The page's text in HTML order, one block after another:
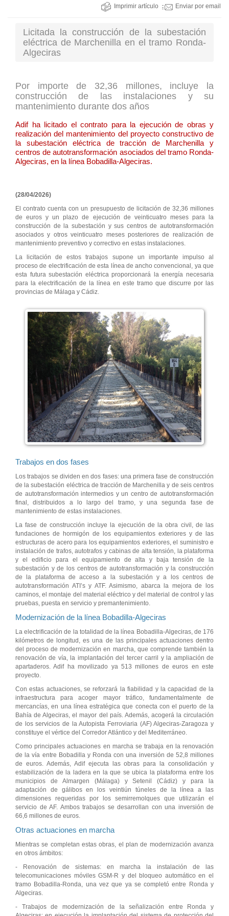
Imprimir artículo Enviar por email
Licitada la construcción de la subestación
eléctrica de Marchenilla en el tramo Ronda-
Algeciras
Por importe de 32,36 millones, incluye la
construcción de las instalaciones y su
mantenimiento durante dos años
Adif ha licitado el contrato para la ejecución de obras y
realización del mantenimiento del proyecto constructivo de
la subestación eléctrica de tracción de Marchenilla y
centros de autotransformación asociados del tramo Ronda-
Algeciras, en la línea Bobadilla-Algeciras.
(28/04/2026)
El contrato cuenta con un presupuesto de licitación de 32,36 millones
de euros y un plazo de ejecución de veinticuatro meses para la
construcción de la subestación y sus centros de autotransformación
asociados y otros veinticuatro meses posteriores de realización de
mantenimiento preventivo y correctivo en estas instalaciones.
La licitación de estos trabajos supone un importante impulso al
proceso de electrificación de esta línea de ancho convencional, ya que
esta futura subestación eléctrica proporcionará la energía necesaria
para la electrificación de la línea en este tramo que discurre por las
provincias de Málaga y Cádiz.
Trabajos en dos fases
Los trabajos se dividen en dos fases: una primera fase de construcción
de la subestación eléctrica de tracción de Marchenilla y de seis centros
de autotransformación intermedios y un centro de autotransformación
final, distribuidos a lo largo del tramo, y una segunda fase de
mantenimiento de estas instalaciones.
La fase de construcción incluye la ejecución de la obra civil, de las
fundaciones de hormigón de los equipamientos exteriores y de las
estructuras de acero para los equipamientos exteriores, el suministro e
instalación de trafos, autotrafos y cabinas de alta tensión, la plataforma
y el edificio para el equipamiento de alta y baja tensión de la
subestación y de los centros de autotransformación y la construcción
de la plataforma de acceso a la subestación y a los centros de
autotransformación ATI’s y ATF. Asimismo, abarca la mejora de los
caminos, el montaje del material eléctrico y del material de control y las
pruebas, puesta en servicio y premantenimiento.
Modernización de la línea Bobadilla-Algeciras
La electrificación de la totalidad de la línea Bobadilla-Algeciras, de 176
kilómetros de longitud, es una de las principales actuaciones dentro
del proceso de modernización en marcha, que comprende también la
renovación de vía, la implantación del tercer carril y la ampliación de
apartaderos. Adif ha movilizado ya 513 millones de euros en este
proyecto.
Con estas actuaciones, se reforzará la fiabilidad y la capacidad de la
infraestructura para acoger mayor tráfico, fundamentalmente de
mercancías, en una línea estratégica que conecta con el puerto de la
Bahía de Algeciras, el mayor del país. Además, acogerá la circulación
de los servicios de la Autopista Ferroviaria (AF) Algeciras-Zaragoza y
constituye el vértice del Corredor Atlántico y del Mediterráneo.
Como principales actuaciones en marcha se trabaja en la renovación
de la vía entre Bobadilla y Ronda con una inversión de 52,8 millones
de euros. Además, Adif ejecuta las obras para la consolidación y
estabilización de la ladera en la que se ubica la plataforma entre los
municipios de Almargen (Málaga) y Setenil (Cádiz) y para la
adaptación de gálibos en los veintiún túneles de la línea a las
dimensiones requeridas por los semirremolques que utilizarán el
servicio de AF. Ambos trabajos se desarrollan con una inversión de
66,6 millones de euros.
Otras actuaciones en marcha
Mientras se completan estas obras, el plan de modernización avanza
en otros ámbitos:
- Renovación de sistemas: en marcha la instalación de las
telecomunicaciones móviles GSM-R y del bloqueo automático en el
tramo Bobadilla-Ronda, una vez que ya se completó entre Ronda y
Algeciras.
- Trabajos de modernización de la señalización entre Ronda y